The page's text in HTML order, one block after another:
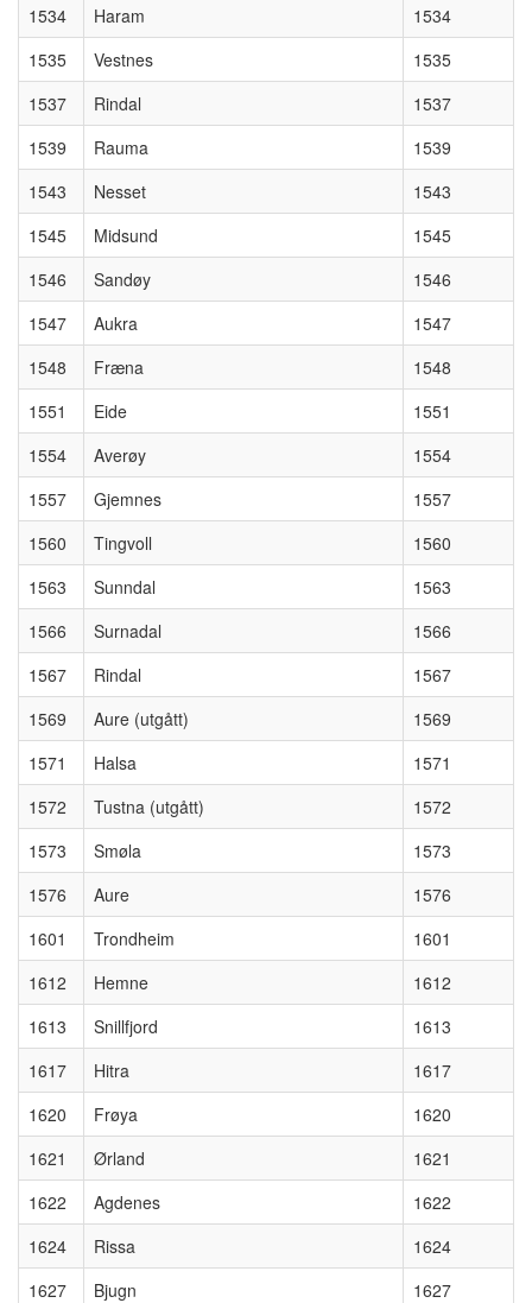
1534
Haram
1534
1535
Vestnes
1535
1537
Rindal
1537
1539
Rauma
1539
1543
Nesset
1543
1545
Midsund
1545
1546
Sandøy
1546
1547
Aukra
1547
1548
Fræna
1548
1551
Eide
1551
1554
Averøy
1554
1557
Gjemnes
1557
1560
Tingvoll
1560
1563
Sunndal
1563
1566
Surnadal
1566
1567
Rindal
1567
1569
Aure (utgått)
1569
1571
Halsa
1571
1572
Tustna (utgått)
1572
1573
Smøla
1573
1576
Aure
1576
1601
Trondheim
1601
1612
Hemne
1612
1613
Snillfjord
1613
1617
Hitra
1617
1620
Frøya
1620
1621
Ørland
1621
1622
Agdenes
1622
1624
Rissa
1624
1627
Bjugn
1627